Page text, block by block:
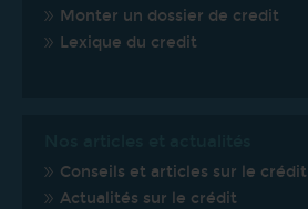
Monter un dossier de credit
Lexique du credit
Conseils et articles sur le crédit
Actualités sur le crédit